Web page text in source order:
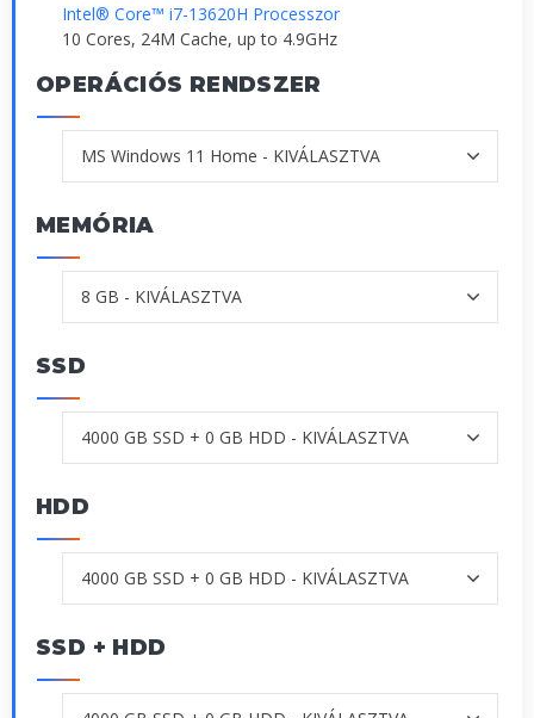
Intel® Core™ i7-13620H Processzor
10 Cores, 24M Cache, up to 4.9GHz
OPERÁCIÓS RENDSZER
MEMÓRIA
SSD
HDD
SSD + HDD